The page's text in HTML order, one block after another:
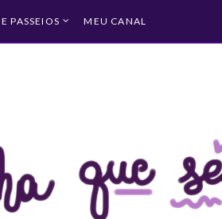
PASSEIOS MEU CANAL